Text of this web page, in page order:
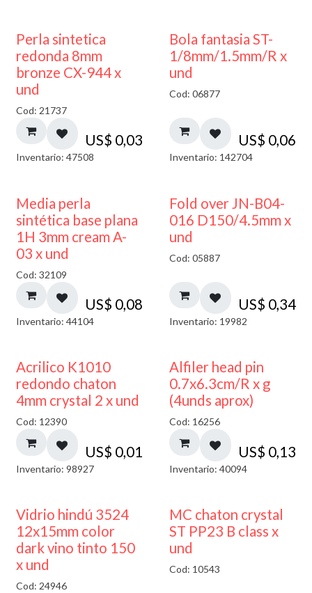
Perla sintetica
redonda 8mm
bronze CX-944 x
und
Cod: 21737
US$ 0,03
Inventario: 47508
Bola fantasia ST-
1/8mm/1.5mm/R x
und
Cod: 06877
US$ 0,06
Inventario: 142704
Media perla
sintética base plana
1H 3mm cream A-
03 x und
Cod: 32109
US$ 0,08
Inventario: 44104
Fold over JN-B04-
016 D150/4.5mm x
und
Cod: 05887
US$ 0,34
Inventario: 19982
50% DESCUENTO
Acrilico K1010
redondo chaton
4mm crystal 2 x und
Cod: 12390
US$ 0,01
Inventario: 98927
Alfiler head pin
0.7x6.3cm/R x g
(4unds aprox)
Cod: 16256
US$ 0,13
Inventario: 40094
40% DESCUENTO
Vidrio hindú 3524
12x15mm color
dark vino tinto 150
x und
Cod: 24946
MC chaton crystal
ST PP23 B class x
und
Cod: 10543